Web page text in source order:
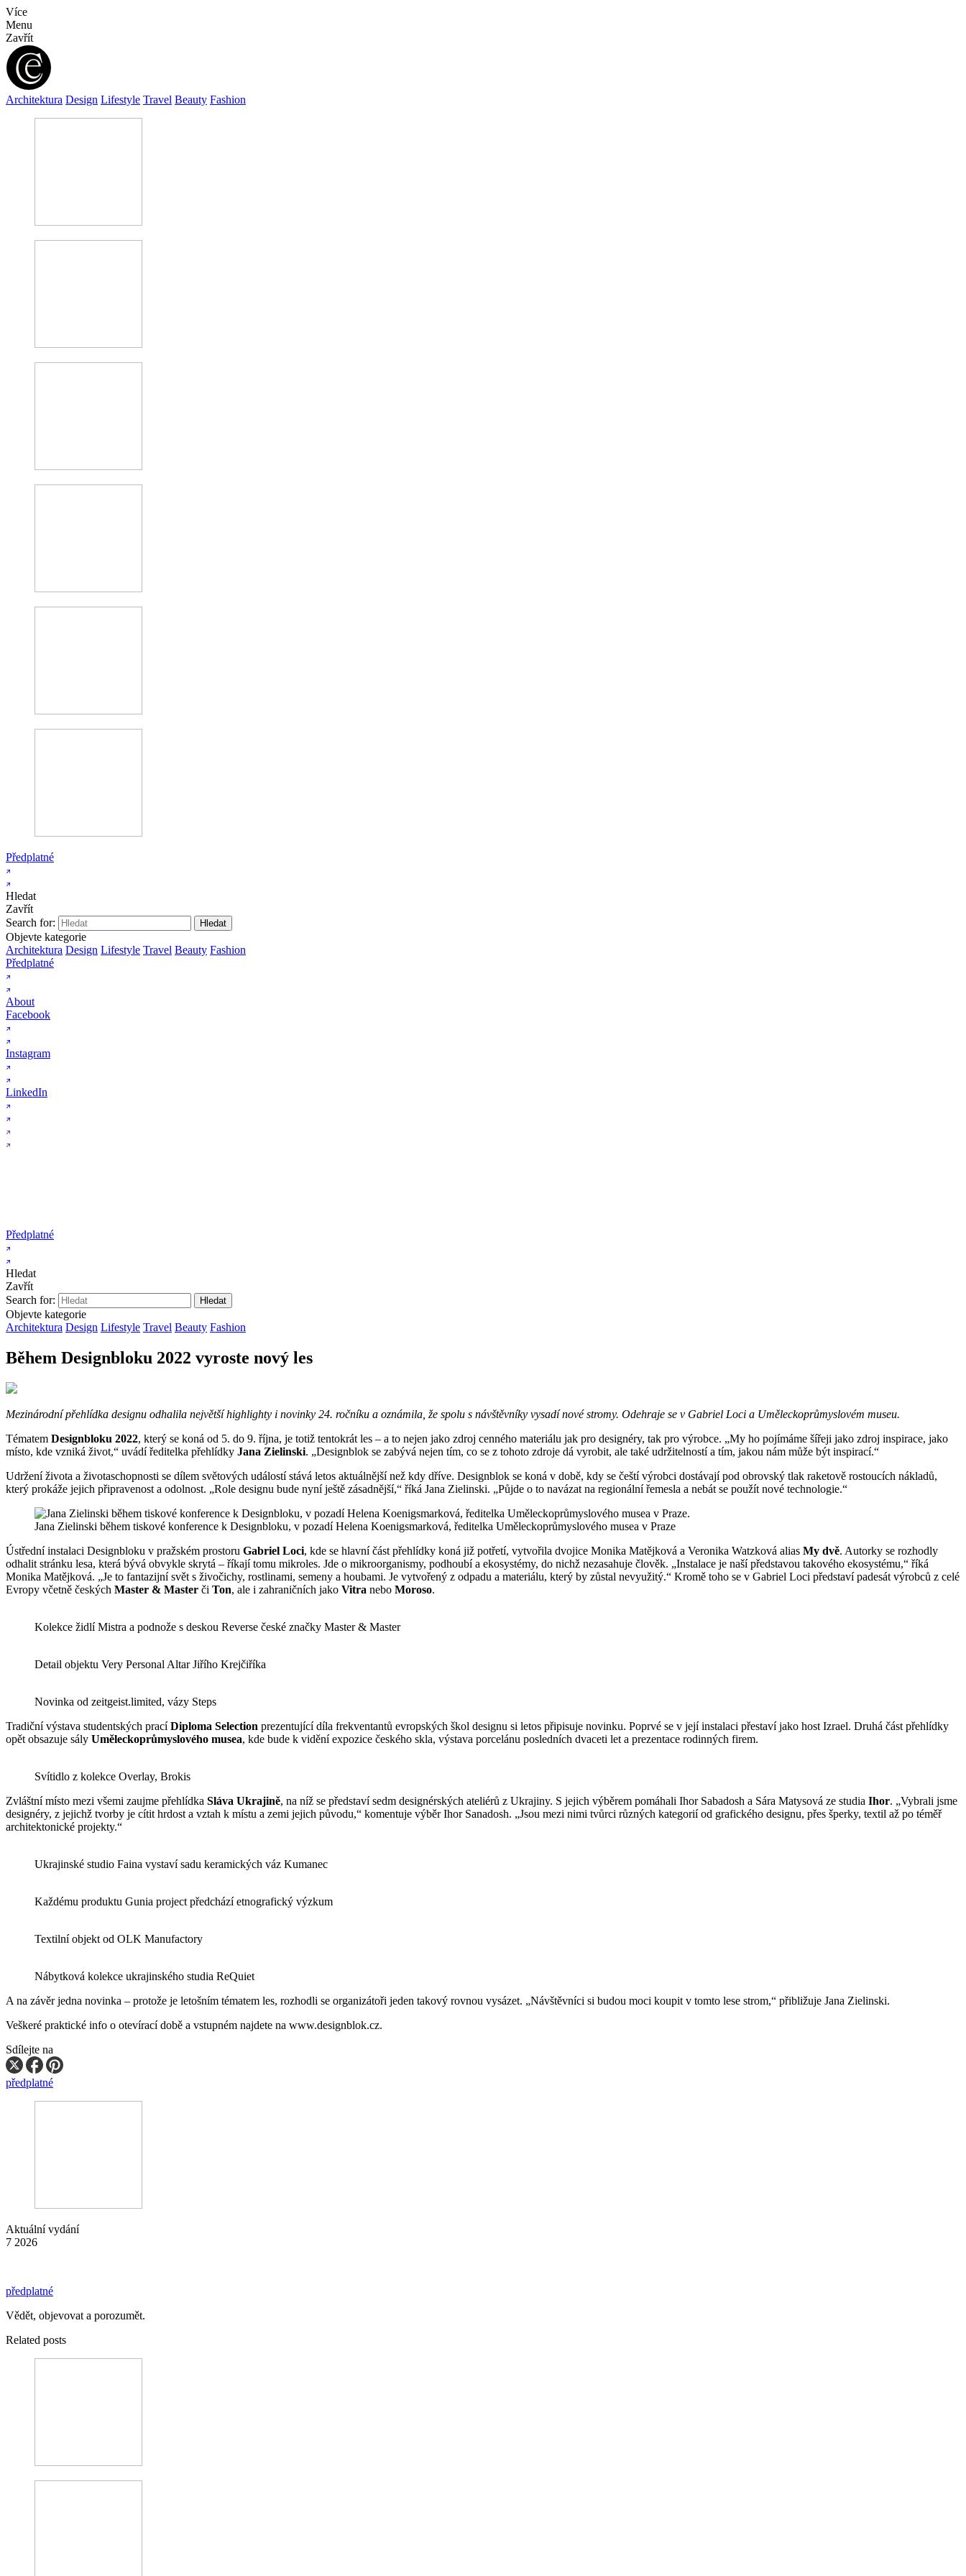
Více
Menu
Zavřít
Architektura Design Lifestyle Travel Beauty Fashion
Předplatné
Hledat
Zavřít
Search for:
Objevte kategorie
Architektura Design Lifestyle Travel Beauty Fashion
Předplatné
About
Facebook
Instagram
LinkedIn
Předplatné
Hledat
Zavřít
Search for:
Objevte kategorie
Architektura Design Lifestyle Travel Beauty Fashion
Během Designbloku 2022 vyroste nový les
Mezinárodní přehlídka designu odhalila největší highlighty i novinky 24. ročníku a oznámila, že spolu s návštěvníky vysadí nové stromy. Odehraje se v Gabriel Loci a Uměleckoprůmyslovém museu.
Tématem Designbloku 2022, který se koná od 5. do 9. října, je totiž tentokrát les – a to nejen jako zdroj cenného materiálu jak pro designéry, tak pro výrobce. „My ho pojímáme šířeji jako zdroj inspirace, jako
místo, kde vzniká život,“ uvádí ředitelka přehlídky Jana Zielinski. „Designblok se zabývá nejen tím, co se z tohoto zdroje dá vyrobit, ale také udržitelností a tím, jakou nám může být inspirací.“
Udržení života a životaschopnosti se dílem světových událostí stává letos aktuálnější než kdy dříve. Designblok se koná v době, kdy se čeští výrobci dostávají pod obrovský tlak raketově rostoucích nákladů,
který prokáže jejich připravenost a odolnost. „Role designu bude nyní ještě zásadnější,“ říká Jana Zielinski. „Půjde o to navázat na regionální řemesla a nebát se použít nové technologie.“
Jana Zielinski během tiskové konference k Designbloku, v pozadí Helena Koenigsmarková, ředitelka Uměleckoprůmyslového musea v Praze
Ústřední instalaci Designbloku v pražském prostoru Gabriel Loci, kde se hlavní část přehlídky koná již potřetí, vytvořila dvojice Monika Matějková a Veronika Watzková alias My dvě. Autorky se rozhodly
odhalit stránku lesa, která bývá obvykle skrytá – říkají tomu mikroles. Jde o mikroorganismy, podhoubí a ekosystémy, do nichž nezasahuje člověk. „Instalace je naší představou takového ekosystému,“ říká
Monika Matějková. „Je to fantazijní svět s živočichy, rostlinami, semeny a houbami. Je vytvořený z odpadu a materiálu, který by zůstal nevyužitý.“ Kromě toho se v Gabriel Loci představí padesát výrobců z celé
Evropy včetně českých Master & Master či Ton, ale i zahraničních jako Vitra nebo Moroso.
Kolekce židlí Mistra a podnože s deskou Reverse české značky Master & Master
Detail objektu Very Personal Altar Jiřího Krejčiříka
Novinka od zeitgeist.limited, vázy Steps
Tradiční výstava studentských pracíDiploma Selection prezentující díla frekventantů evropských škol designu si letos připisuje novinku. Poprvé se v její instalaci přestaví jako host Izrael. Druhá část přehlídky
opět obsazuje sály Uměleckoprůmyslového musea, kde bude k vidění expozice českého skla, výstava porcelánu posledních dvaceti let a prezentace rodinných firem.
Svítidlo z kolekce Overlay, Brokis
Zvláštní místo mezi všemi zaujme přehlídka Sláva Ukrajině, na níž se představí sedm designérských ateliérů z Ukrajiny. S jejich výběrem pomáhali Ihor Sabadosh a Sára Matysová ze studia Ihor. „Vybrali jsme
designéry, z jejichž tvorby je cítit hrdost a vztah k místu a zemi jejich původu,“ komentuje výběr Ihor Sanadosh. „Jsou mezi nimi tvůrci různých kategorií od grafického designu, přes šperky, textil až po téměř
architektonické projekty.“
Ukrajinské studio Faina vystaví sadu keramických váz Kumanec
Každému produktu Gunia project předchází etnografický výzkum
Textilní objekt od OLK Manufactory
Nábytková kolekce ukrajinského studia ReQuiet
A na závěr jedna novinka – protože je letošním tématem les, rozhodli se organizátoři jeden takový rovnou vysázet. „Návštěvníci si budou moci koupit v tomto lese strom,“ přibližuje Jana Zielinski.
Veškeré praktické info o otevírací době a vstupném najdete na www.designblok.cz.
Sdílejte na
předplatné
Aktuální vydání
7 2026
předplatné
Vědět, objevovat a porozumět.
Related posts